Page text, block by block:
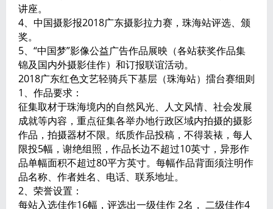
讲座。
4、中国摄影报2018广东摄影拉力赛，珠海站评选、颁
奖。
5、“中国梦”影像公益广告作品展映（各站获奖作品集
锦及国内外摄影佳作）和订报联谊活动。
2018广东红色文艺轻骑兵下基层（珠海站）擂台赛细则
1、作品要求：
征集取材于珠海境内的自然风光、人文风情、社会发展
成就等内容，重点征集各举办地行政区域内拍摄的摄影
作品，拍摄器材不限。纸质作品投稿，不得装裱，每人
限投5幅，谢绝组照，作品长边不超过10英寸，异形作
品单幅面积不超过80平方英寸。每幅作品背面须注明作
品名称、作者姓名、电话、联系地址。
2、荣誉设置：
每站入选佳作16幅，评选出一级佳作 2名， 二级佳作4